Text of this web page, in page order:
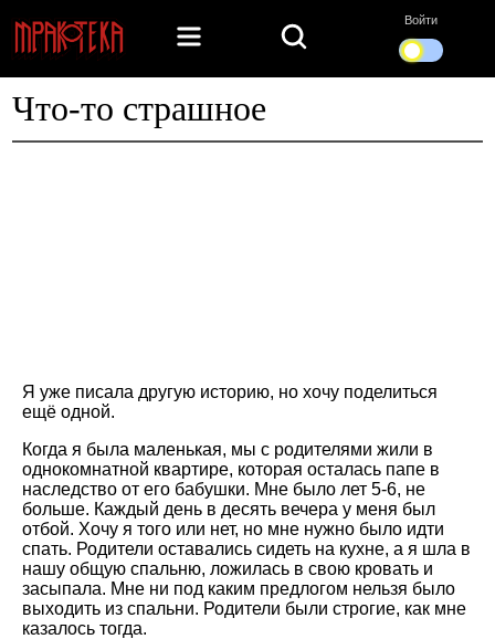
Войти
Что-то страшное
Я уже писала другую историю, но хочу поделиться
ещё одной.
Когда я была маленькая, мы с родителями жили в
однокомнатной квартире, которая осталась папе в
наследство от его бабушки. Мне было лет 5-6, не
больше. Каждый день в десять вечера у меня был
отбой. Хочу я того или нет, но мне нужно было идти
спать. Родители оставались сидеть на кухне, а я шла в
нашу общую спальню, ложилась в свою кровать и
засыпала. Мне ни под каким предлогом нельзя было
выходить из спальни. Родители были строгие, как мне
казалось тогда.